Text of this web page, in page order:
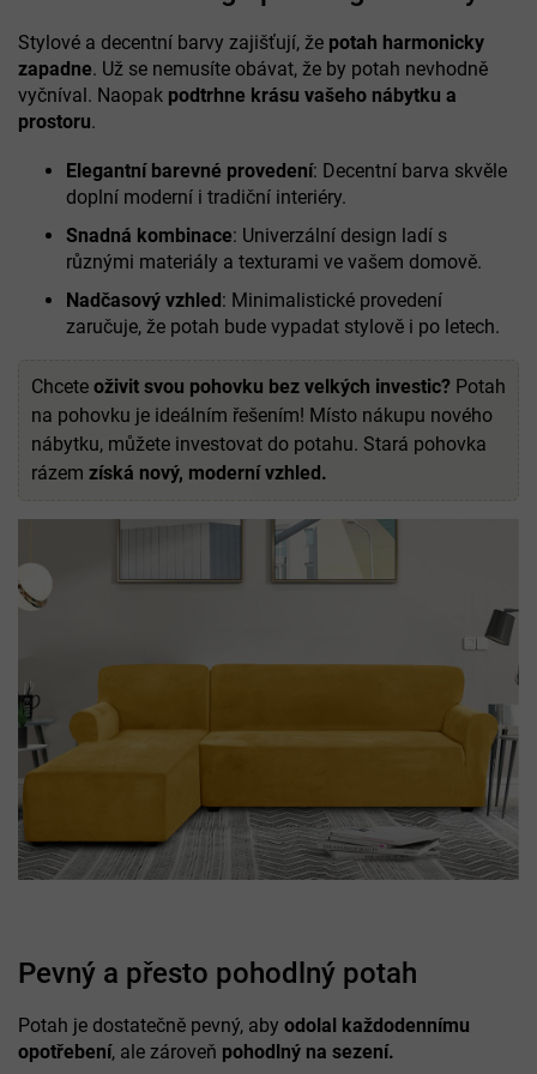
Stylové a decentní barvy zajišťují, že potah harmonicky
zapadne. Už se nemusíte obávat, že by potah nevhodně
vyčníval. Naopak podtrhne krásu vašeho nábytku a
prostoru.
Elegantní barevné provedení: Decentní barva skvěle
doplní moderní i tradiční interiéry.
Snadná kombinace: Univerzální design ladí s
různými materiály a texturami ve vašem domově.
Nadčasový vzhled: Minimalistické provedení
zaručuje, že potah bude vypadat stylově i po letech.
Chcete oživit svou pohovku bez velkých investic? Potah
na pohovku je ideálním řešením! Místo nákupu nového
nábytku, můžete investovat do potahu. Stará pohovka
rázem získá nový, moderní vzhled.
Pevný a přesto pohodlný potah
Potah je dostatečně pevný, aby odolal každodennímu
opotřebení, ale zároveň pohodlný na sezení.